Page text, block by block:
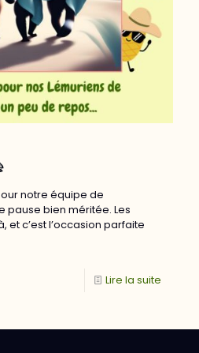
notre équipe de
pause bien méritée. Les
et c’est l’occasion parfaite
Lire la suite